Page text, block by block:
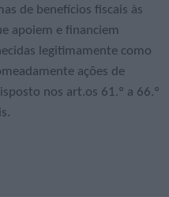
de benefícios fiscais às
apoiem e financiem
legitimamente como
ações de
nos art.os 61.º a 66.º